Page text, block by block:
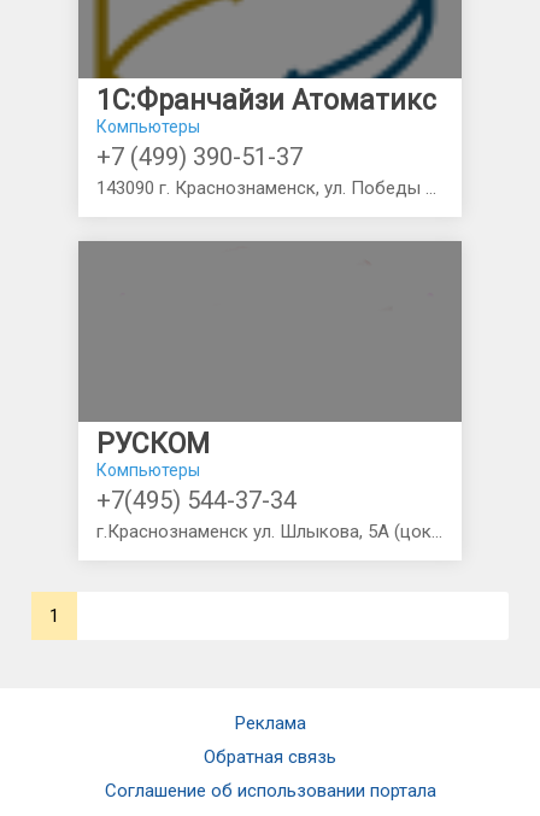
1С:Франчайзи Атоматикс
Компьютеры
+7 (499) 390-51-37
143090 г. Краснознаменск, ул. Победы 32
РУСКОМ
Компьютеры
+7(495) 544-37-34
г.Краснознаменск ул. Шлыкова, 5А (цокольный этаж - вход со стороны 1-го подъезда)
1
Реклама
Обратная связь
Соглашение об использовании портала